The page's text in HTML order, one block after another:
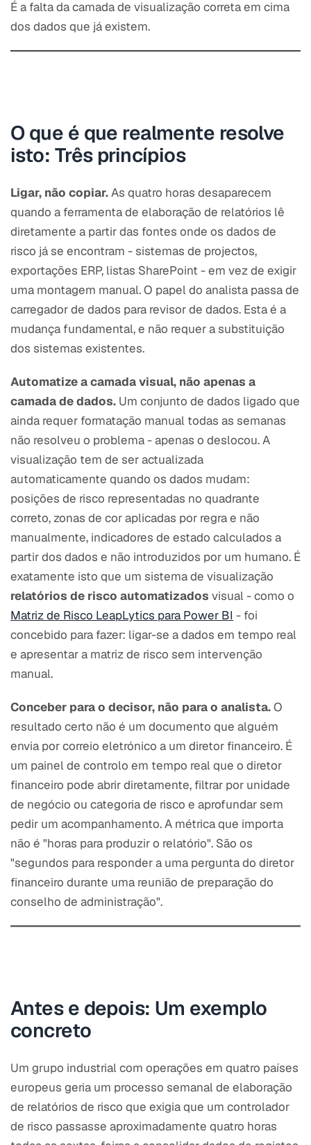
É a falta da camada de visualização correta em cima
dos dados que já existem.
O que é que realmente resolve
isto: Três princípios
Ligar, não copiar.As quatro horas desaparecem
quando a ferramenta de elaboração de relatórios lê
diretamente a partir das fontes onde os dados de
risco já se encontram - sistemas de projectos,
exportações ERP, listas SharePoint - em vez de exigir
uma montagem manual. O papel do analista passa de
carregador de dados para revisor de dados. Esta é a
mudança fundamental, e não requer a substituição
dos sistemas existentes.
Automatize a camada visual, não apenas a
camada de dados. Um conjunto de dados ligado que
ainda requer formatação manual todas as semanas
não resolveu o problema - apenas o deslocou. A
visualização tem de ser actualizada
automaticamente quando os dados mudam:
posições de risco representadas no quadrante
correto, zonas de cor aplicadas por regra e não
manualmente, indicadores de estado calculados a
partir dos dados e não introduzidos por um humano. É
exatamente isto que um sistema de visualização
relatórios de risco automatizados visual - como o
Matriz de Risco LeapLytics para Power BI - foi
concebido para fazer: ligar-se a dados em tempo real
e apresentar a matriz de risco sem intervenção
manual.
Conceber para o decisor, não para o analista.O
resultado certo não é um documento que alguém
envia por correio eletrónico a um diretor financeiro. É
um painel de controlo em tempo real que o diretor
financeiro pode abrir diretamente, filtrar por unidade
de negócio ou categoria de risco e aprofundar sem
pedir um acompanhamento. A métrica que importa
não é "horas para produzir o relatório". São os
"segundos para responder a uma pergunta do diretor
financeiro durante uma reunião de preparação do
conselho de administração".
Antes e depois: Um exemplo
concreto
Um grupo industrial com operações em quatro países
europeus geria um processo semanal de elaboração
de relatórios de risco que exigia que um controlador
de risco passasse aproximadamente quatro horas